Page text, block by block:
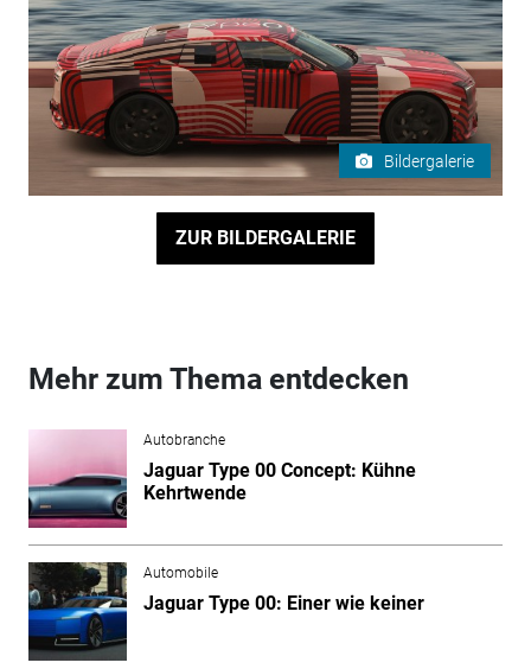
Bildergalerie
ZUR BILDERGALERIE
Mehr zum Thema entdecken
Autobranche
Jaguar Type 00 Concept: Kühne
Kehrtwende
Automobile
Jaguar Type 00: Einer wie keiner